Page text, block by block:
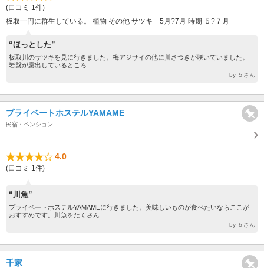
(口コミ 1件)
板取一円に群生している。 植物 その他 サツキ 5月?7月 時期 ５?７月
“ほっとした”
板取川のサツキを見に行きました。梅アジサイの他に川さつきが咲いていました。
岩盤が露出しているところ...
by ５さん
プライベートホステルYAMAME
民宿・ペンション
4.0
(口コミ 1件)
“川魚”
プライベートホステルYAMAMEに行きました。美味しいものが食べたいならここが
おすすめです。川魚をたくさん...
by ５さん
千家